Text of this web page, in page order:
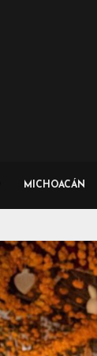
MICHOACÁN